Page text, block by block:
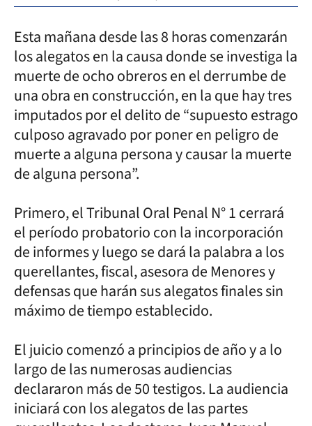
Esta mañana desde las 8 horas comenzarán
los alegatos en la causa donde se investiga la
muerte de ocho obreros en el derrumbe de
una obra en construcción, en la que hay tres
imputados por el delito de “supuesto estrago
culposo agravado por poner en peligro de
muerte a alguna persona y causar la muerte
de alguna persona”.
Primero, el Tribunal Oral Penal N° 1 cerrará
el período probatorio con la incorporación
de informes y luego se dará la palabra a los
querellantes, fiscal, asesora de Menores y
defensas que harán sus alegatos finales sin
máximo de tiempo establecido.
El juicio comenzó a principios de año y a lo
largo de las numerosas audiencias
declararon más de 50 testigos. La audiencia
iniciará con los alegatos de las partes